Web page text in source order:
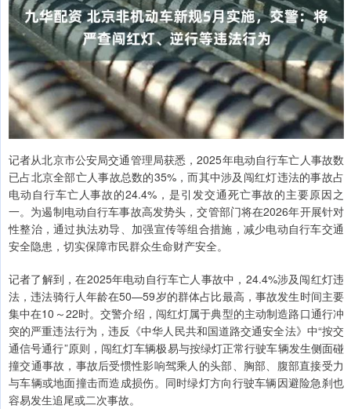
记者从北京市公安局交通管理局获悉，2025年电动自行车亡人事故数
已占北京全部亡人事故总数的35%，而其中涉及闯红灯违法的事故占
电动自行车亡人事故的24.4%，是引发交通死亡事故的主要原因之
一。为遏制电动自行车事故高发势头，交管部门将在2026年开展针对
性整治，通过执法劝导、加强宣传等组合措施，减少电动自行车交通
安全隐患，切实保障市民群众生命财产安全。
记者了解到，在2025年电动自行车亡人事故中，24.4%涉及闯红灯违
法，违法骑行人年龄在50—59岁的群体占比最高，事故发生时间主要
集中在10～22时。交警介绍，闯红灯属于典型的主动制造路口通行冲
突的严重违法行为，违反《中华人民共和国道路交通安全法》中“按交
通信号通行”原则，闯红灯车辆极易与按绿灯正常行驶车辆发生侧面碰
撞交通事故，事故后受惯性影响驾乘人的头部、胸部、腹部直接受力
与车辆或地面撞击而造成损伤。同时绿灯方向行驶车辆因避险急刹也
容易发生追尾或二次事故。